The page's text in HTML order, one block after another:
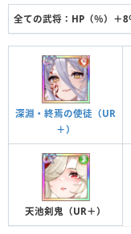
全ての武将：HP（％）＋
深淵・終焉の使徒（UR
＋）
天池剣鬼（UR＋）